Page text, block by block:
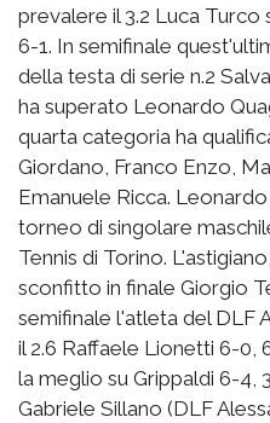
prevalere il 3.2 Luca Turco
6-1. In semifinale
della testa di serie n.2
ha superato Leonardo
quarta categoria ha
Giordano, Franco Enzo,
Emanuele Ricca.
torneo di singolare
Tennis di Torino.
sconfitto in finale Giorgio
semifinale l'atleta del DLF
il 2.6 Raffaele Lionetti 6-0,
la meglio su Grippaldi 6-4,
Gabriele Sillano (DLF